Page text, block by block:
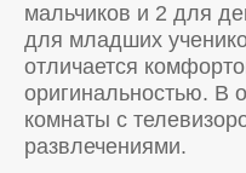
мальчиков и 2 для
для младших
отличается
оригинальностью. В
комнаты с
развлечениями.